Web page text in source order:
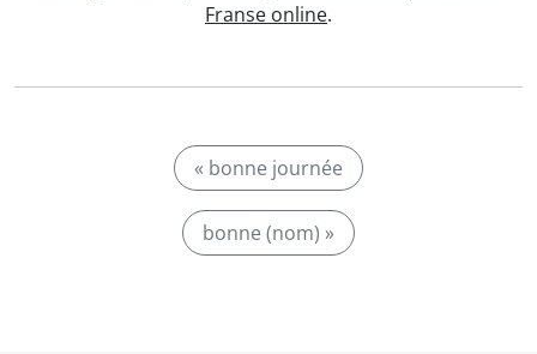
Franse online.
« bonne journée
bonne (nom) »